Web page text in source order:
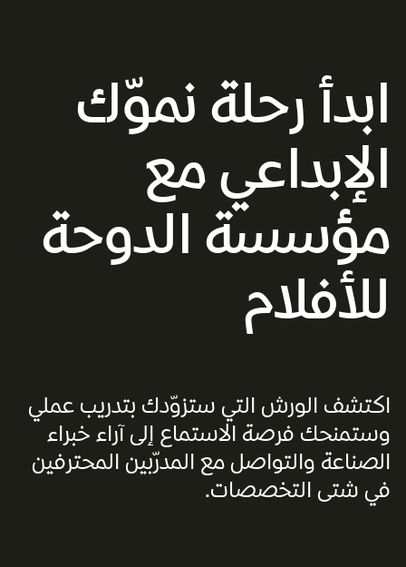
ابدأ رحلة نموّك
الإبداعي مع
مؤسسة الدوحة
للأفلام
اكتشف الورش التي ستزوّدك بتدريب عملي
وستمنحك فرصة الاستماع إلى آراء خبراء
الصناعة والتواصل مع المدرّبين المحترفين
في شتى التخصصات.